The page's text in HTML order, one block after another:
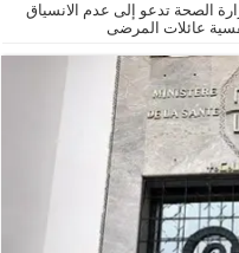
19 .. وزارة الصحة تدعو إلى عدم الانسياق
عائلات المرضى